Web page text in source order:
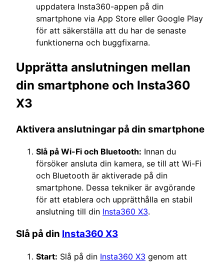
uppdatera Insta360-appen på din
smartphone via App Store eller Google Play
för att säkerställa att du har de senaste
funktionerna och buggfixarna.
Upprätta anslutningen mellan
din smartphone och Insta360
X3
Aktivera anslutningar på din smartphone
Slå på Wi-Fi och Bluetooth: Innan du
försöker ansluta din kamera, se till att Wi-Fi
och Bluetooth är aktiverade på din
smartphone. Dessa tekniker är avgörande
för att etablera och upprätthålla en stabil
anslutning till din Insta360 X3.
Slå på din Insta360 X3
Start: Slå på din Insta360 X3 genom att